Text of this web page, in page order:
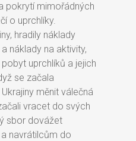
pokrytí mimořádných
o uprchlíky.
hradily náklady
náklady na aktivity,
uprchlíků a jejich
se začala
měnit válečná
vracet do svých
sbor dovážet
navrátilcům do